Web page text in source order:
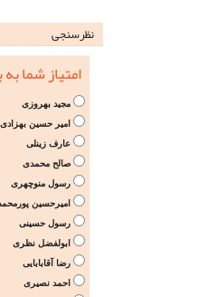
نظرسنجی
امتیاز شما
مجید بهروزی
امیر حسین بهزادی
عارف زینلی
صالح محمدی
رسول منوچهری
امیرحسین
رسول حسینی
ابولفضل نظری
رضا آقابابایی
احمد نصیری